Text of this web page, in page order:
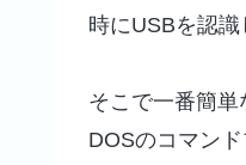
時にUSBを認識
そこで一番簡単
DOSのコマン